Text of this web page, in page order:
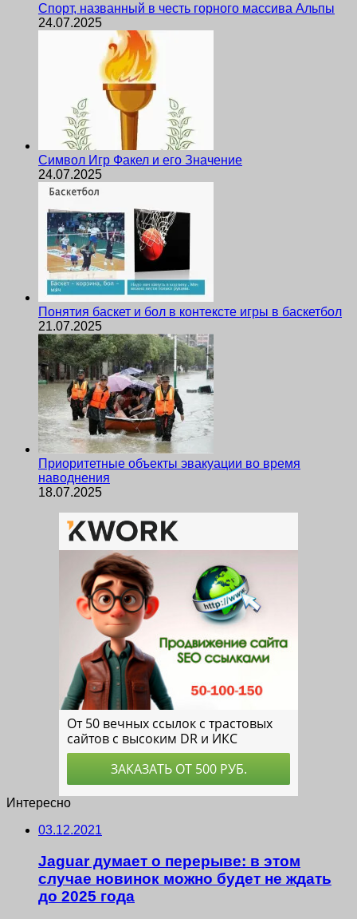
Спорт, названный в честь горного массива Альпы
24.07.2025
Символ Игр Факел и его Значение
24.07.2025
Понятия баскет и бол в контексте игры в баскетбол
21.07.2025
Приоритетные объекты эвакуации во время
наводнения
18.07.2025
Интересно
03.12.2021
Jaguar думает о перерыве: в этом
случае новинок можно будет не ждать
до 2025 года